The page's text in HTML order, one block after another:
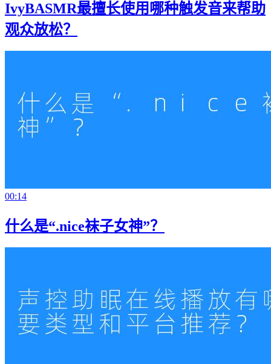
IvyBASMR最擅长使用哪种触发音来帮助
观众放松？
00:14
什么是“.nice袜子女神”？